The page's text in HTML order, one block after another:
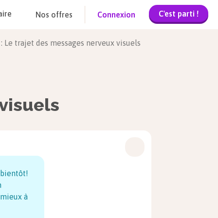
Nos offres Connexion C'est parti !
Le trajet des messages nerveux visuels
à